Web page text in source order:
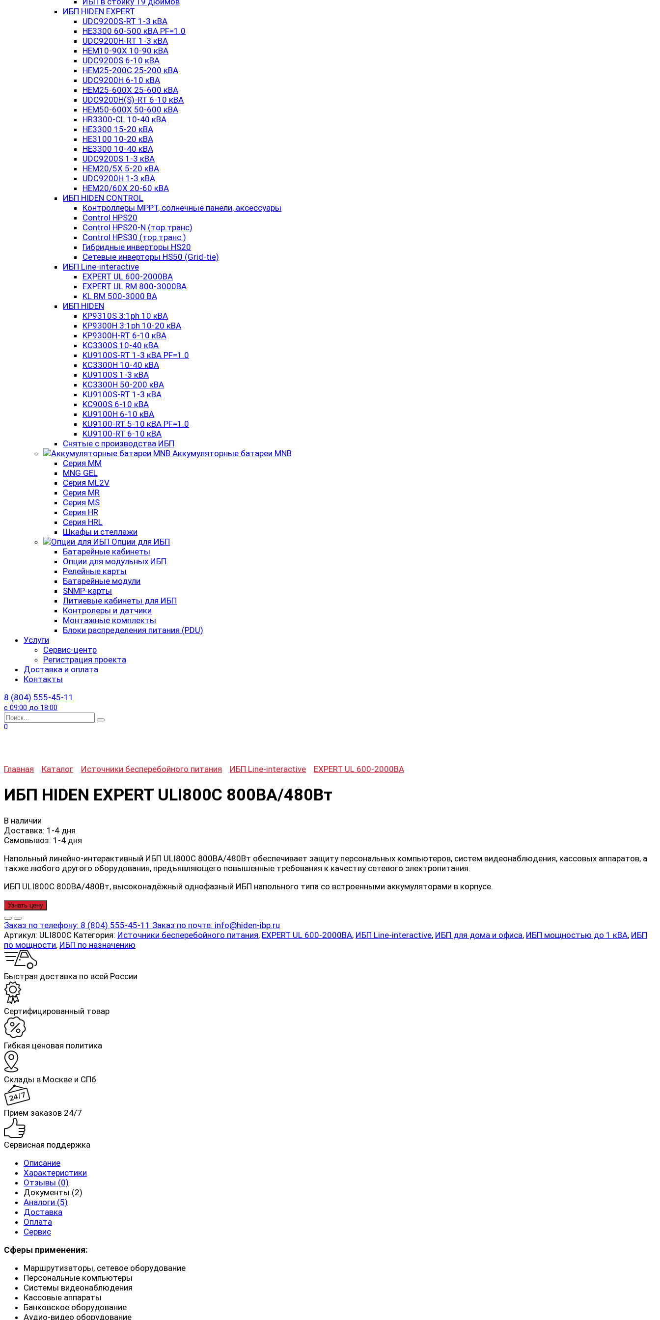
ИБП HIDEN EXPERT
UDC9200S-RT 1-3 кВА
HE3300 60-500 кВА PF=1.0
UDC9200H-RT 1-3 кВА
HEM10-90X 10-90 кВА
UDC9200S 6-10 кВА
HEM25-200C 25-200 кВА
UDC9200H 6-10 кВА
HEM25-600X 25-600 кВА
UDC9200H(S)-RT 6-10 кВА
HEM50-600X 50-600 кВА
HR3300-CL 10-40 кВА
HE3300 15-20 кВА
HE3100 10-20 кВА
HE3300 10-40 кВА
UDC9200S 1-3 кВА
HEM20/5X 5-20 кВА
UDC9200H 1-3 кВА
HEM20/60X 20-60 кВА
ИБП HIDEN CONTROL
Контроллеры MPPT, солнечные панели, аксессуары
Control HPS20
Control HPS20-N (тор.транс)
Control HPS30 (тор.транс.)
Гибридные инверторы HS20
Сетевые инверторы HS50 (Grid-tie)
ИБП Line-interactive
EXPERT UL 600-2000ВА
EXPERT UL RM 800-3000ВА
KL RM 500-3000 ВА
ИБП HIDEN
KP9310S 3:1ph 10 кВА
KP9300H 3:1ph 10-20 кВА
KP9300H-RT 6-10 кВА
KC3300S 10-40 кВА
KU9100S-RT 1-3 кВА PF=1.0
KC3300H 10-40 кВА
KU9100S 1-3 кВА
KC3300H 50-200 кВА
KU9100S-RT 1-3 кВА
KC900S 6-10 кВА
KU9100H 6-10 кВА
KU9100-RT 5-10 кВА PF=1.0
KU9100-RT 6-10 кВА
Снятые с производства ИБП
Аккумуляторные батареи MNB
Серия MM
MNG GEL
Серия ML2V
Серия MR
Серия MS
Серия HR
Серия HRL
Шкафы и стеллажи
Опции для ИБП
Батарейные кабинеты
Опции для модульных ИБП
Релейные карты
Батарейные модули
SNMP-карты
Литиевые кабинеты для ИБП
Контролеры и датчики
Монтажные комплекты
Блоки распределения питания (PDU)
Услуги
Сервис-центр
Регистрация проекта
Доставка и оплата
Контакты
8 (804) 555-45-11
с 09:00 до 18:00
Search
for:
0
Главная Каталог Источники бесперебойного питания ИБП Line-interactive EXPERT UL 600-2000ВА
ИБП HIDEN EXPERT ULI800C 800ВА/480Вт
В наличии
Доставка: 1-4 дня
Самовывоз: 1-4 дня
Напольный линейно-интерактивный ИБП ULI800C 800ВА/480Вт обеспечивает защиту персональных компьютеров, систем видеонаблюдения, кассовых аппаратов, а
также любого другого оборудования, предъявляющего повышенные требования к качеству сетевого электропитания.
ИБП ULI800C 800ВА/480Вт, высоконадёжный однофазный ИБП напольного типа со встроенными аккумуляторами в корпусе.
Узнать цену
Заказ по телефону: 8 (804) 555-45-11 Заказ по почте: info@hiden-ibp.ru
Артикул: ULI800C Категория: Источники бесперебойного питания, EXPERT UL 600-2000ВА, ИБП Line-interactive, ИБП для дома и офиса, ИБП мощностью до 1 кВА, ИБП
по мощности, ИБП по назначению
Быстрая доставка по всей России
Cертифицированный товар
Гибкая ценовая политика
Склады в Москве и СПб
Прием заказов 24/7
Сервисная поддержка
Описание
Характеристики
Отзывы (0)
Документы (2)
Аналоги (5)
Доставка
Оплата
Сервис
Сферы применения:
Маршрутизаторы, сетевое оборудование
Персональные компьютеры
Системы видеонаблюдения
Кассовые аппараты
Банковское оборудование
Аудио-видео оборудование